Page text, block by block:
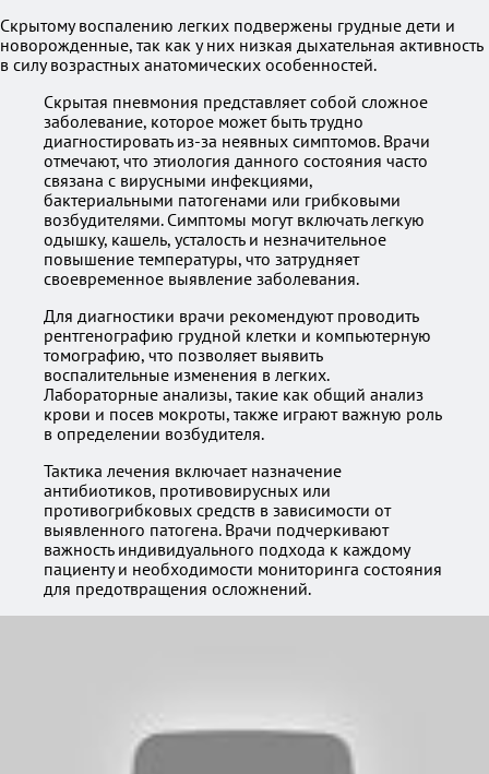
Скрытому воспалению легких подвержены грудные дети и
новорожденные, так как у них низкая дыхательная активность
в силу возрастных анатомических особенностей.
Скрытая пневмония представляет собой сложное
заболевание, которое может быть трудно
диагностировать из-за неявных симптомов. Врачи
отмечают, что этиология данного состояния часто
связана с вирусными инфекциями,
бактериальными патогенами или грибковыми
возбудителями. Симптомы могут включать легкую
одышку, кашель, усталость и незначительное
повышение температуры, что затрудняет
своевременное выявление заболевания.
Для диагностики врачи рекомендуют проводить
рентгенографию грудной клетки и компьютерную
томографию, что позволяет выявить
воспалительные изменения в легких.
Лабораторные анализы, такие как общий анализ
крови и посев мокроты, также играют важную роль
в определении возбудителя.
Тактика лечения включает назначение
антибиотиков, противовирусных или
противогрибковых средств в зависимости от
выявленного патогена. Врачи подчеркивают
важность индивидуального подхода к каждому
пациенту и необходимости мониторинга состояния
для предотвращения осложнений.